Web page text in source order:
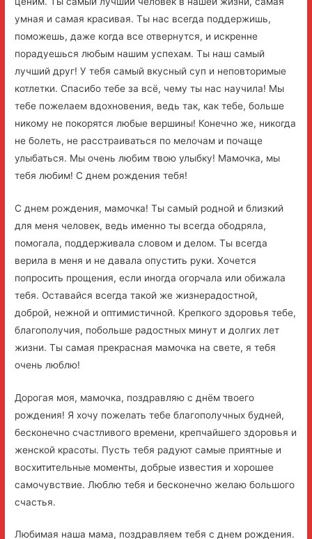
умная и самая красивая. Ты нас всегда поддержишь,
поможешь, даже когда все отвернутся, и искренне
порадуешься любым нашим успехам. Ты наш самый
лучший друг! У тебя самый вкусный суп и неповторимые
котлетки. Спасибо тебе за всё, чему ты нас научила! Мы
тебе пожелаем вдохновения, ведь так, как тебе, больше
никому не покорятся любые вершины! Конечно же, никогда
не болеть, не расстраиваться по мелочам и почаще
улыбаться. Мы очень любим твою улыбку! Мамочка, мы
тебя любим! С днем рождения тебя!
С днем рождения, мамочка! Ты самый родной и близкий
для меня человек, ведь именно ты всегда ободряла,
помогала, поддерживала словом и делом. Ты всегда
верила в меня и не давала опустить руки. Хочется
попросить прощения, если иногда огорчала или обижала
тебя. Оставайся всегда такой же жизнерадостной,
доброй, нежной и оптимистичной. Крепкого здоровья тебе,
благополучия, побольше радостных минут и долгих лет
жизни. Ты самая прекрасная мамочка на свете, я тебя
очень люблю!
Дорогая моя, мамочка, поздравляю с днём твоего
рождения! Я хочу пожелать тебе благополучных будней,
бесконечно счастливого времени, крепчайшего здоровья и
женской красоты. Пусть тебя радуют самые приятные и
восхитительные моменты, добрые известия и хорошее
самочувствие. Люблю тебя и бесконечно желаю большого
счастья.
Любимая наша мама, поздравляем тебя с днем рождения.